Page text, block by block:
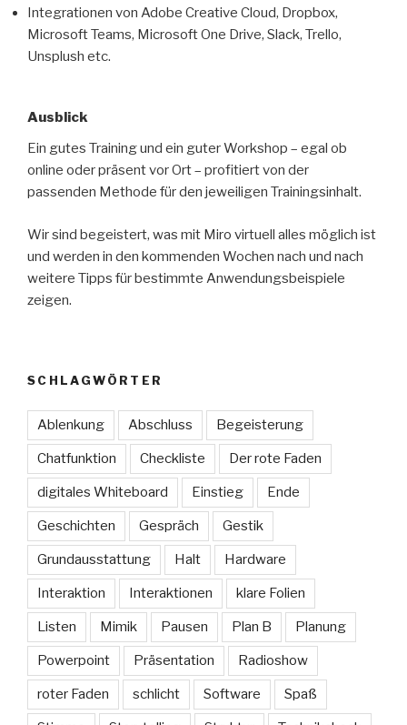
Integrationen von Adobe Creative Cloud, Dropbox,
Microsoft Teams, Microsoft One Drive, Slack, Trello,
Unsplush etc.
Ausblick
Ein gutes Training und ein guter Workshop – egal ob
online oder präsent vor Ort – profitiert von der
passenden Methode für den jeweiligen Trainingsinhalt.
Wir sind begeistert, was mit Miro virtuell alles möglich ist
und werden in den kommenden Wochen nach und nach
weitere Tipps für bestimmte Anwendungsbeispiele
zeigen.
SCHLAGWÖRTER
Ablenkung Abschluss Begeisterung
Chatfunktion Checkliste Der rote Faden
digitales Whiteboard Einstieg Ende
Geschichten Gespräch Gestik
Grundausstattung Halt Hardware
Interaktion Interaktionen klare Folien
Listen Mimik Pausen Plan B Planung
Powerpoint Präsentation Radioshow
roter Faden schlicht Software Spaß